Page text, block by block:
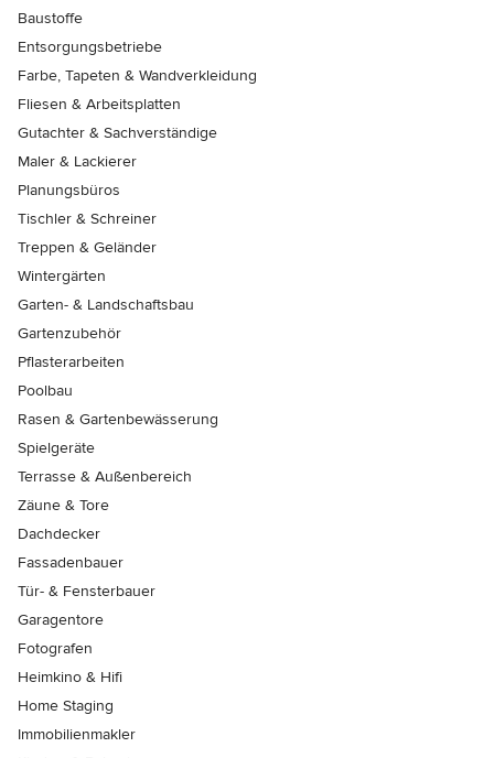
Baustoffe
Entsorgungsbetriebe
Farbe, Tapeten & Wandverkleidung
Fliesen & Arbeitsplatten
Gutachter & Sachverständige
Maler & Lackierer
Planungsbüros
Tischler & Schreiner
Treppen & Geländer
Wintergärten
Garten- & Landschaftsbau
Gartenzubehör
Pflasterarbeiten
Poolbau
Rasen & Gartenbewässerung
Spielgeräte
Terrasse & Außenbereich
Zäune & Tore
Dachdecker
Fassadenbauer
Tür- & Fensterbauer
Garagentore
Fotografen
Heimkino & Hifi
Home Staging
Immobilienmakler